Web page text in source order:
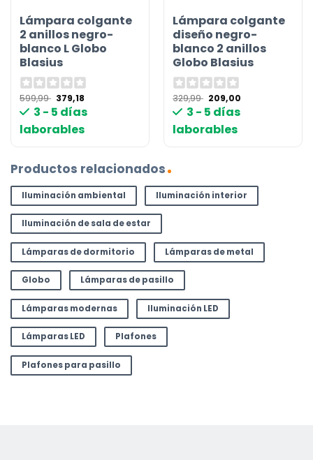
Lámpara colgante
2 anillos negro-
blanco L Globo
Blasius
599,99 El
precio
original
era:
599,99 €.
379,18
actual
3 - 5 días
laborables
Lámpara colgante
diseño negro-
blanco 2 anillos
Globo Blasius
329,99 El
precio
original
era:
329,99 €.
209,00
3 - 5 días
laborables
Productos relacionados
Iluminación ambiental Iluminación interior
Iluminación de sala de estar
Lámparas de dormitorio Lámparas de metal
Globo Lámparas de pasillo
Lámparas modernas Iluminación LED
Lámparas LED Plafones
Plafones para pasillo